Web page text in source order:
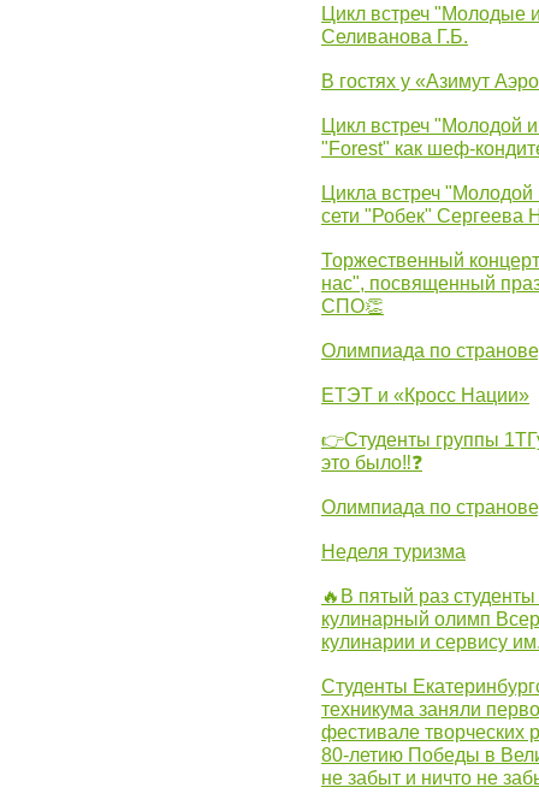
Цикл встреч "Молодые
Селиванова Г.Б.
В гостях у «Азимут
Цикл встреч "Молодой
"Forest" как шеф-
Цикла встреч
сети "Робек" Сергеева
Торжественный
нас", посвященный
СПО👏
Олимпиада по
ЕТЭТ и «Кросс Нации»
👉Студенты группы
это было‼❓
Олимпиада по
Неделя туризма
🔥В пятый раз
кулинарный олимп
кулинарии и сервису
Студенты
техникума заняли
фестивале
80-летию Победы в
не забыт и ничто не